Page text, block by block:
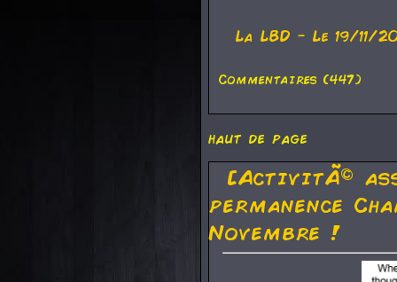
La LBD - Le 19/11/
Commentaires (447)
haut de page
[ActivitÃ©
permanence
Novembre !